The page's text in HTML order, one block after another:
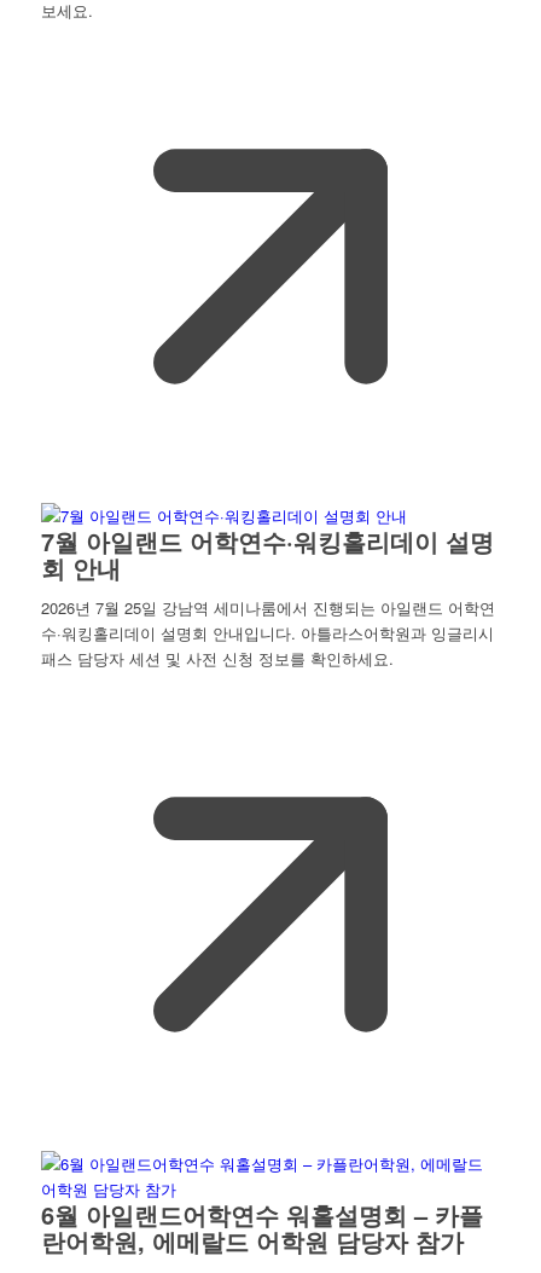
보세요.
7월 아일랜드 어학연수·워킹홀리데이 설명
회 안내
2026년 7월 25일 강남역 세미나룸에서 진행되는 아일랜드 어학연
수·워킹홀리데이 설명회 안내입니다. 아틀라스어학원과 잉글리시
패스 담당자 세션 및 사전 신청 정보를 확인하세요.
6월 아일랜드어학연수 워홀설명회 – 카플
란어학원, 에메랄드 어학원 담당자 참가